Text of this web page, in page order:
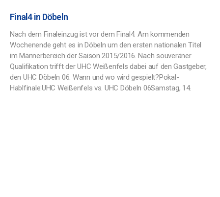
Final4 in Döbeln
Nach dem Finaleinzug ist vor dem Final4. Am kommenden
Wochenende geht es in Döbeln um den ersten nationalen Titel
im Männerbereich der Saison 2015/2016. Nach souveräner
Qualifikation trifft der UHC Weißenfels dabei auf den Gastgeber,
den UHC Döbeln 06. Wann und wo wird gespielt?Pokal-
Hablfinale:UHC Weißenfels vs. UHC Döbeln 06Samstag, 14.